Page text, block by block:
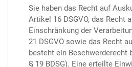
Sie haben das Recht auf
Artikel 16 DSGVO, das Recht
Einschränkung der
21 DSGVO sowie das Recht
besteht ein Beschwerderecht
§ 19 BDSG). Eine erteilte